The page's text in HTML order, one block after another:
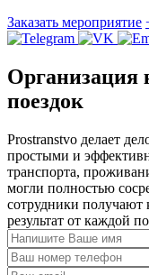
Заказать мероприятие
Организация
поездок
Prostranstvo делает
простыми и
транспорта,
могли полностью
сотрудники
результат от каждой